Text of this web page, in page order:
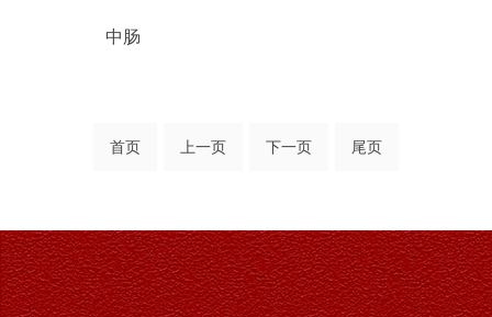
中肠
首页 上一页 下一页 尾页